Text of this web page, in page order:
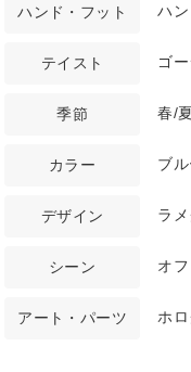
ハンド・フット ハン
テイスト ゴ
季節 春/
カラー ブ
デザイン ラ
シーン オ
アート・パーツ ホ